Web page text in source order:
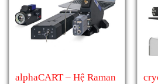
alphaCART – Hệ Raman